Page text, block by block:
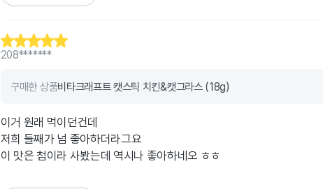
208*******
구매한 상품비타크래프트 캣스틱 치킨&캣그라스 (18g)
이거 원래 먹이던건데
저희 들째가 넘 좋아하더라그요
이 맛은 첨이라 사봤는데 역시나 좋아하네오 ㅎㅎ